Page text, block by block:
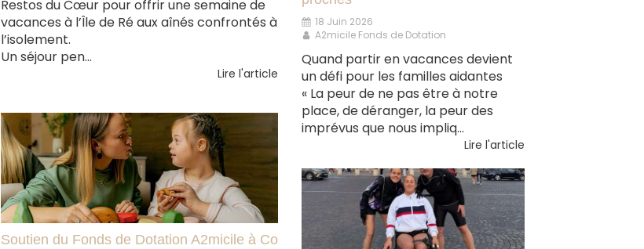
Restos du Cœur pour offrir une semaine de
vacances à l’Île de Ré aux aînés confrontés à
l’isolement.
Un séjour pen...
Lire l'article
Soutien du Fonds de Dotation A2micile à Co
18 Juin 2026
A2micile Fonds de Dotation
Quand partir en vacances devient
un défi pour les familles aidantes
« La peur de ne pas être à notre
place, de déranger, la peur des
imprévus que nous impliq...
Lire l'article